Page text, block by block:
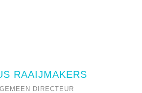
RAAIJMAKERS
DIRECTEUR